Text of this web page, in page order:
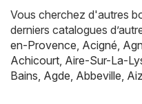
Vous cherchez d'autres
derniers catalogues
en-Provence Acigné
Achicourt Aire-Sur-La-
Bains Agde Abbeville